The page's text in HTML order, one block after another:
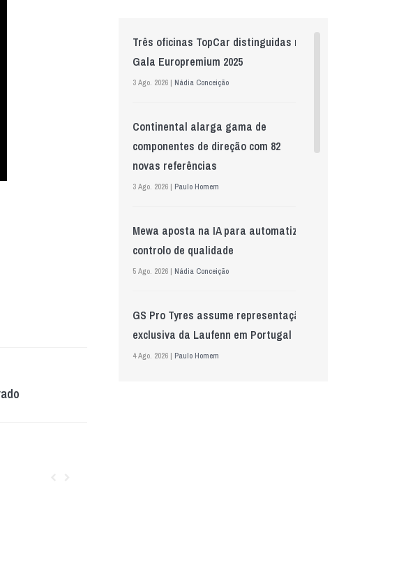
Três oficinas TopCar distinguidas na
Gala Europremium 2025
3 Ago. 2026 | Nádia Conceição
Continental alarga gama de
componentes de direção com 82
novas referências
3 Ago. 2026 | Paulo Homem
Mewa aposta na IA para automatizar
controlo de qualidade
5 Ago. 2026 | Nádia Conceição
GS Pro Tyres assume representação
exclusiva da Laufenn em Portugal
4 Ago. 2026 | Paulo Homem